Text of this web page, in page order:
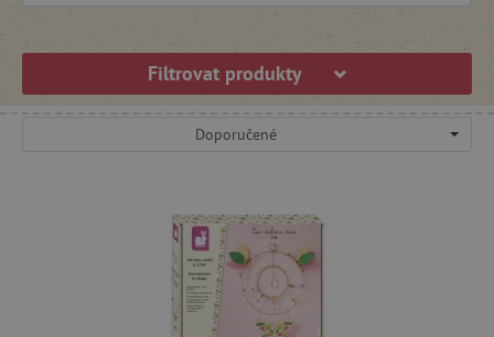
Masky, tetovačky a doplňky
Výbava a hračky k vodě
Filtrovat produkty
Doporučené